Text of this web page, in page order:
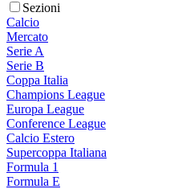
Sezioni
Calcio
Mercato
Serie A
Serie B
Coppa Italia
Champions League
Europa League
Conference League
Calcio Estero
Supercoppa Italiana
Formula 1
Formula E